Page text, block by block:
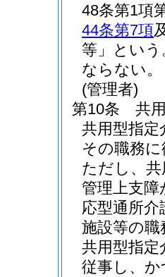
48条第1項
44条第7項
等」という
ならない。
(管理者)
第10条
共
共用型指定
その職務
ただし、
管理上支障
応型通所
施設等の
共用型指定
従事し、